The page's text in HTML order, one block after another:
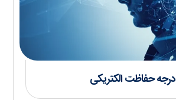
درجه حفاظت الکتریکی